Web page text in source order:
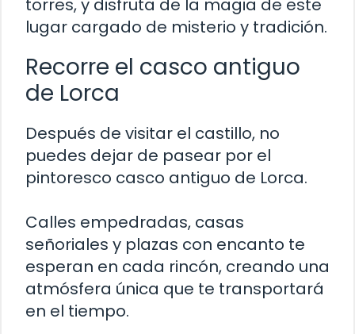
torres, y disfruta de la magia de este
lugar cargado de misterio y tradición.
Recorre el casco antiguo
de Lorca
Después de visitar el castillo, no
puedes dejar de pasear por el
pintoresco casco antiguo de Lorca.
Calles empedradas, casas
señoriales y plazas con encanto te
esperan en cada rincón, creando una
atmósfera única que te transportará
en el tiempo.